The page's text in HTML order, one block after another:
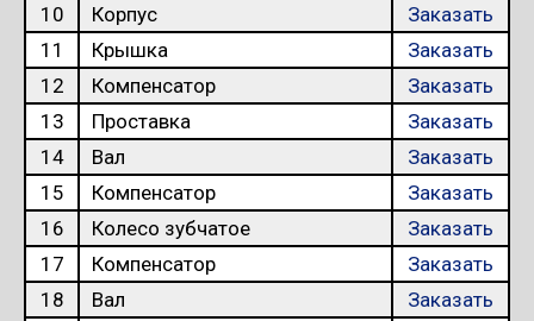
10
Корпус
Заказать
11
Крышка
Заказать
12
Компенсатор
Заказать
13
Проставка
Заказать
14
Вал
Заказать
15
Компенсатор
Заказать
16
Колесо зубчатое
Заказать
17
Компенсатор
Заказать
18
Вал
Заказать